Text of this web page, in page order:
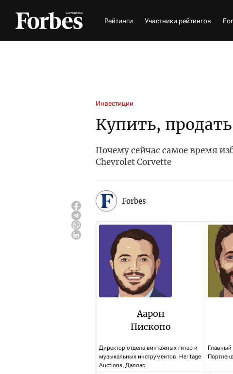
Рейтинги Участники рейтингов
Инвестиции
Купить,
Почему сейчас самое время
Chevrolet Corvette
Forbes
Аарон
Пископо
Директор отдела винтажных гитар и
музыкальных инструментов, Heritage
Auctions, Даллас
Главный